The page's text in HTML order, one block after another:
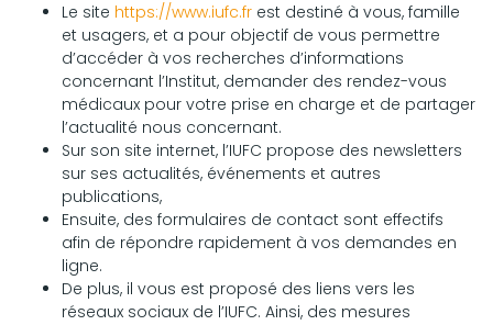
Le site https://www.iufc.frest destiné à vous, famille
et usagers, et a pour objectif de vous permettre
d’accéder à vos recherches d’informations
concernant l’Institut, demander des rendez-vous
médicaux pour votre prise en charge et de partager
l’actualité nous concernant.
Sur son site internet, l’IUFC propose des newsletters
sur ses actualités, événements et autres
publications,
Ensuite, des formulaires de contact sont effectifs
afin de répondre rapidement à vos demandes en
ligne.
De plus, il vous est proposé des liens vers les
réseaux sociaux de l’IUFC. Ainsi, des mesures